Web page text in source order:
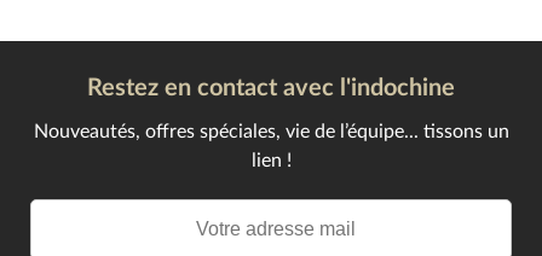
Restez en contact avec l'indochine
Nouveautés, offres spéciales, vie de l’équipe... tissons un
lien !